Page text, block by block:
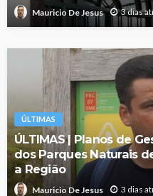
Mauricio De Jesus 3 dias
ÚLTIMAS
ÚLTIMAS | Planos de
dos Parques Naturais
a Região
Mauricio De Jesus 3 dias